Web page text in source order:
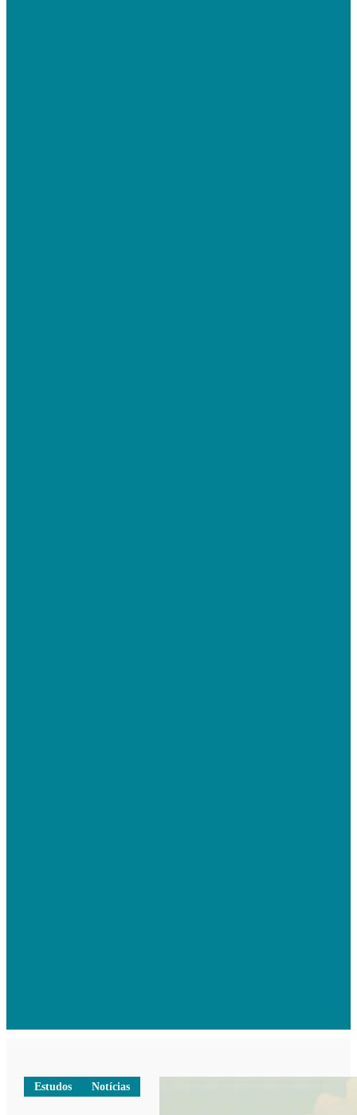
Estudos Notícias